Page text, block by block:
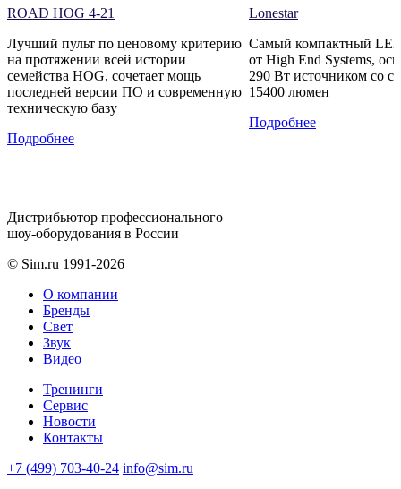
ROAD HOG 4-21
Лучший пульт по ценовому критерию
на протяжении всей истории
семейства HOG, сочетает мощь
последней версии ПО и современную
техническую базу
Подробнее
Lonestar
Cамый компактный
от High End Systems,
290 Вт источником со
15400 люмен
Подробнее
Дистрибьютор профессионального
шоу-оборудования в России
© Sim.ru 1991-2026
О компании
Бренды
Свет
Звук
Видео
Тренинги
Сервис
Новости
Контакты
+7 (499) 703-40-24 info@sim.ru